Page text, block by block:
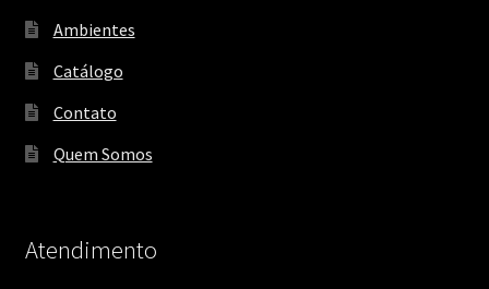
Ambientes
Catálogo
Contato
Quem Somos
Atendimento